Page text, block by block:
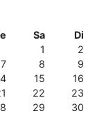
Sa
Di
1
2
7 8
9
15
16
22
23
29
30